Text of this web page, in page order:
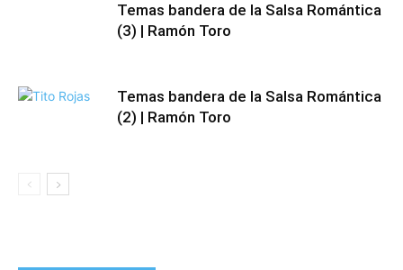
Temas bandera de la Salsa Romántica
(3) | Ramón Toro
Temas bandera de la Salsa Romántica
(2) | Ramón Toro